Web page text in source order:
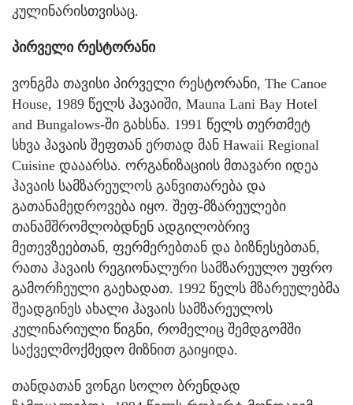
კულინარისთვისაც.
პირველი რესტორანი
ვონგმა თავისი პირველი რესტორანი, The Canoe
House, 1989 წელს ჰავაიში, Mauna Lani Bay Hotel
and Bungalows-ში გახსნა. 1991 წელს თერთმეტ
სხვა ჰავაის შეფთან ერთად მან Hawaii Regional
Cuisine დააარსა. ორგანიზაციის მთავარი იდეა
ჰავაის სამზარეულოს განვითარება და
გათანამედროვება იყო. შეფ-მზარეულები
თანამშრომლობდნენ ადგილობრივ
მეთევზეებთან, ფერმერებთან და ბიზნესებთან,
რათა ჰავაის რეგიონალური სამზარეულო უფრო
გამორჩეული გაეხადათ. 1992 წელს მზარეულებმა
შეადგინეს ახალი ჰავაის სამზარეულოს
კულინარიული წიგნი, რომელიც შემდგომში
საქველმოქმედო მიზნით გაიყიდა.
თანდათან ვონგი სოლო ბრენდად